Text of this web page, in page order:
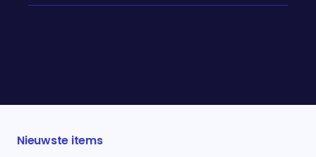
zet het vuilnis buiten? We onderhandelen allemaal
Nieuwste items